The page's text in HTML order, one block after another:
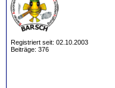
Registriert seit: 02.10.2003
Beiträge: 376